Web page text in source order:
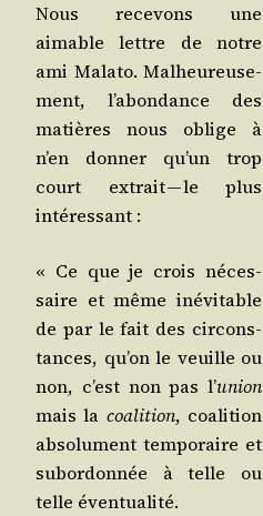
Nous rece­vons une
aimable lettre de notre
ami Mala­to. Mal­heu­reu­se­
ment, l’a­bon­dance des
matières nous oblige à
n’en don­ner qu’un trop
court extrait — le plus
intéressant :
« Ce que je crois néces­
saire et même inévi­table
de par le fait des cir­cons­
tances, qu’on le veuille ou
non, c’est non pas l’union
mais la coa­li­tion, coa­li­tion
abso­lu­ment tem­po­raire et
subor­don­née à telle ou
telle éventualité.